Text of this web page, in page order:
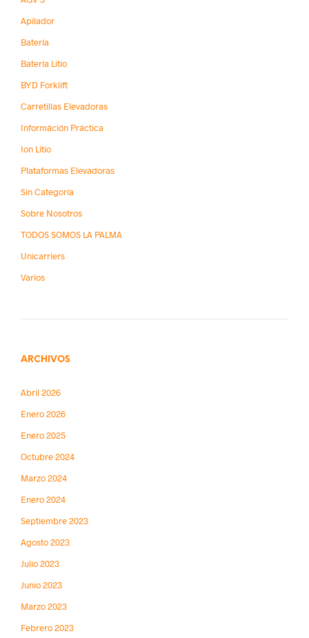
Apilador
Batería
Batería Litio
BYD Forklift
Carretillas Elevadoras
Információn Práctica
Ion Litio
Plataformas Elevadoras
Sin Categoría
Sobre Nosotros
TODOS SOMOS LA PALMA
Unicarriers
Varios
ARCHIVOS
Abril 2026
Enero 2026
Enero 2025
Octubre 2024
Marzo 2024
Enero 2024
Septiembre 2023
Agosto 2023
Julio 2023
Junio 2023
Marzo 2023
Febrero 2023